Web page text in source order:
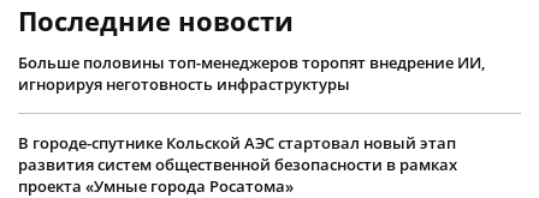
Последние новости
Больше половины топ-менеджеров торопят внедрение ИИ,
игнорируя неготовность инфраструктуры
В городе-спутнике Кольской АЭС стартовал новый этап
развития систем общественной безопасности в рамках
проекта «Умные города Росатома»